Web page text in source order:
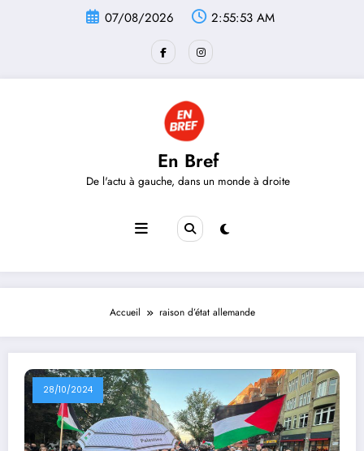
07/08/2026 2:55:53 AM
En Bref
De l'actu à gauche, dans un monde à droite
Accueil raison d’état allemande
28/10/2024